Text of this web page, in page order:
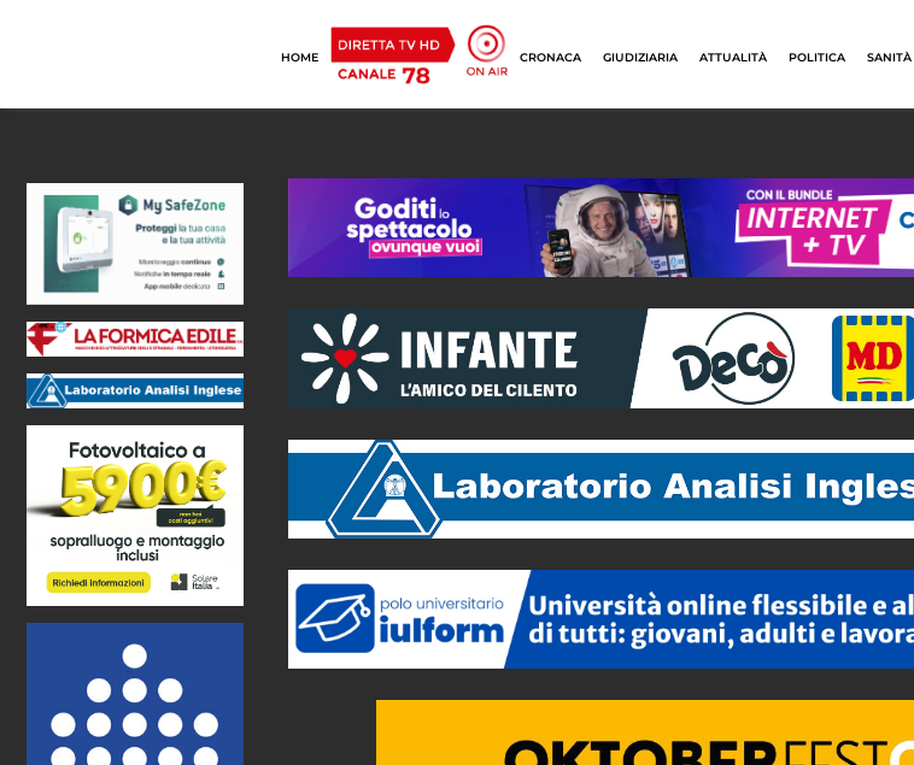
HOME CRONACA GIUDIZIARIA ATTUALITÀ POLITICA SANITÀ